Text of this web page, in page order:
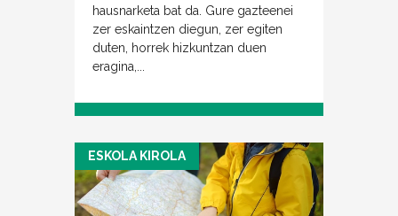
hausnarketa bat da. Gure gazteenei
zer eskaintzen diegun, zer egiten
duten, horrek hizkuntzan duen
eragina,...
ESKOLA KIROLA